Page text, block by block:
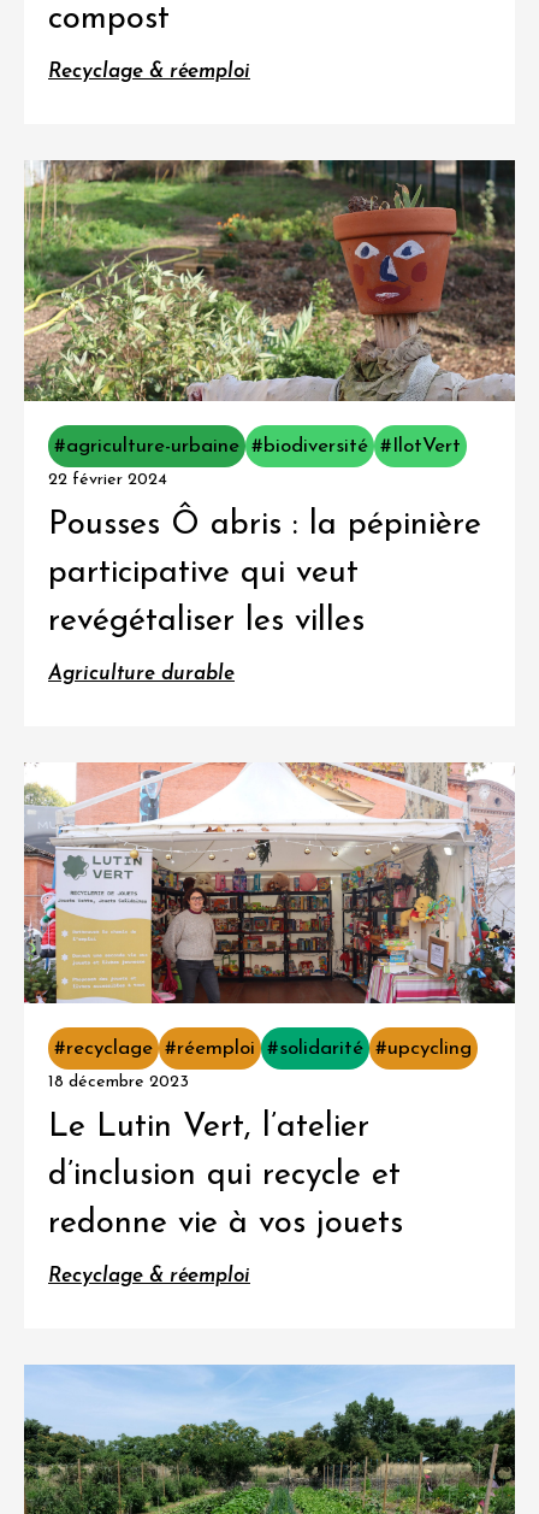
compost
Recyclage & réemploi
#agriculture-urbaine #biodiversité #IlotVert
22 février 2024
Pousses Ô abris : la pépinière
participative qui veut
revégétaliser les villes
Agriculture durable
#recyclage #réemploi #solidarité #upcycling
18 décembre 2023
Le Lutin Vert, l’atelier
d’inclusion qui recycle et
redonne vie à vos jouets
Recyclage & réemploi